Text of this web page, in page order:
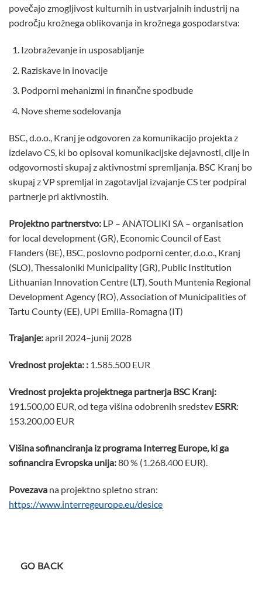
povečajo zmogljivost kulturnih in ustvarjalnih industrij na
področju krožnega oblikovanja in krožnega gospodarstva:
Izobraževanje in usposabljanje
Raziskave in inovacije
Podporni mehanizmi in finančne spodbude
Nove sheme sodelovanja
BSC, d.o.o., Kranj je odgovoren za komunikacijo projekta z
izdelavo CS, ki bo opisoval komunikacijske dejavnosti, cilje in
odgovornosti skupaj z aktivnostmi spremljanja. BSC Kranj bo
skupaj z VP spremljal in zagotavljal izvajanje CS ter podpiral
partnerje pri aktivnostih.
Projektno partnerstvo: LP – ANATOLIKI SA – organisation
for local development (GR), Economic Council of East
Flanders (BE), BSC, poslovno podporni center, d.o.o., Kranj
(SLO), Thessaloniki Municipality (GR), Public Institution
Lithuanian Innovation Centre (LT), South Muntenia Regional
Development Agency (RO), Association of Municipalities of
Tartu County (EE), UPI Emilia-Romagna (IT)
Trajanje:april 2024–junij 2028
Vrednost projekta: : 1.585.500 EUR
Vrednost projekta projektnega partnerja BSC Kranj:
191.500,00 EUR, od tega višina odobrenih sredstev ESRR:
153.200,00 EUR
Višina sofinanciranja iz programa Interreg Europe, ki ga
sofinancira Evropska unija:80 % (1.268.400 EUR).
Povezava na projektno spletno stran:
https://www.interregeurope.eu/desice
GO BACK